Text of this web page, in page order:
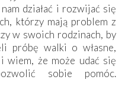
działać i rozwijać się
którzy mają problem z
w swoich rodzinach, by
próbę walki o własne,
wiem, że może udać się
sobie pomóc.